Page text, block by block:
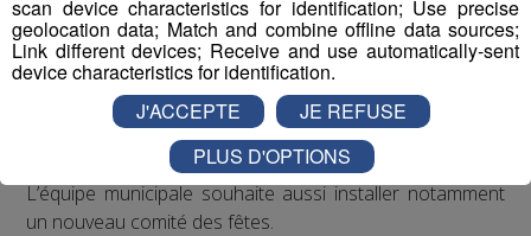
Après avoir lancé une réflexion globale sur l’organisation
des services municipaux, la nouvelle mairie a aussi
entamé un travail de fond pour réaliser un audit financier
de la commune, afin de prioriser les investissements et
utiliser l’argent prioritairement dans l’intérêt des
houchards au lieu de privilégier l’activité touristique.
L’équipe municipale souhaite aussi installer notamment
un nouveau comité des fêtes.
scan device characteristics for identification; Use precise
geolocation data; Match and combine offline data sources;
Link different devices; Receive and use automatically-sent
device characteristics for identification.
J'ACCEPTE
JE REFUSE
PLUS D'OPTIONS